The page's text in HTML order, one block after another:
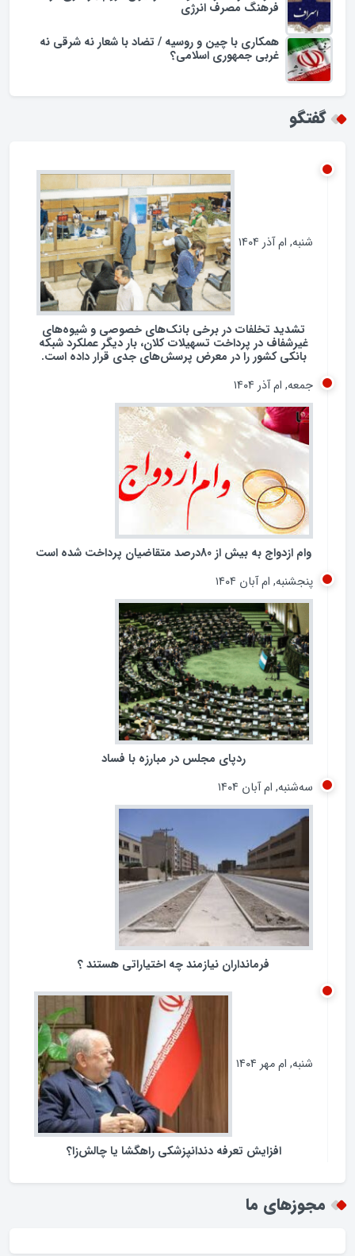
مجریان تراز زبان فارسی در همایش؛ سقوط فرهنگی
اسراف در مصرف سوخت در ایران؛ لزوم بازنگری در
تشدید تخلفات در برخی بانک‌های خصوصی و شیوه‌های
غیرشفاف در پرداخت تسهیلات کلان، بار دیگر عملکرد شبکه
بانکی کشور را در معرض پرسش‌های جدی قرار داده است.
جمعه, ام آذر ۱۴۰۴
وام ازدواج به بیش از 80درصد متقاضیان پرداخت شده است
پنجشنبه, ام آبان ۱۴۰۴
ردپای مجلس در مبارزه با فساد
سه‌شنبه, ام آبان ۱۴۰۴
فرمانداران نیازمند چه اختیاراتی هستند ؟
افزایش تعرفه دندانپزشکی راهگشا یا چالش‌زا؟